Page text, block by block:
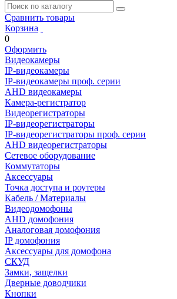
Сравнить товары
Корзина
0
Оформить
Видеокамеры
IP-видеокамеры
IP-видеокамеры проф. серии
AHD видеокамеры
Камера-регистратор
Видеорегистраторы
IP-видеорегистраторы
IP-видеорегистраторы проф. серии
AHD видеорегистраторы
Сетевое оборудование
Коммутаторы
Аксессуары
Точка доступа и роутеры
Кабель / Материалы
Видеодомофоны
AHD домофония
Аналоговая домофония
IP домофония
Аксессуары для домофона
СКУД
Замки, защелки
Дверные доводчики
Кнопки